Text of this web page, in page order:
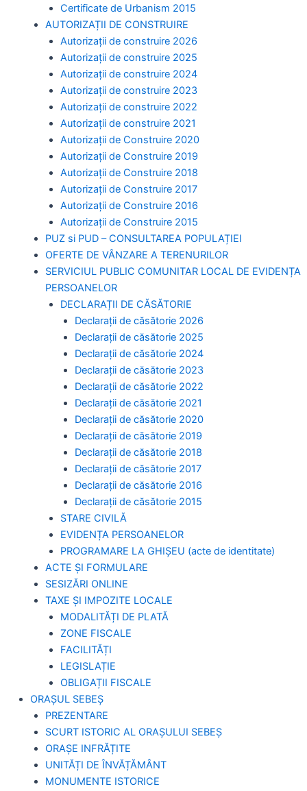
Certificate de Urbanism 2015
AUTORIZAȚII DE CONSTRUIRE
Autorizații de construire 2026
Autorizații de construire 2025
Autorizații de construire 2024
Autorizații de construire 2023
Autorizații de construire 2022
Autorizații de construire 2021
Autorizații de Construire 2020
Autorizații de Construire 2019
Autorizaţii de Construire 2018
Autorizaţii de Construire 2017
Autorizaţii de Construire 2016
Autorizaţii de Construire 2015
PUZ si PUD – CONSULTAREA POPULAȚIEI
OFERTE DE VÂNZARE A TERENURILOR
SERVICIUL PUBLIC COMUNITAR LOCAL DE EVIDENȚA
PERSOANELOR
DECLARAȚII DE CĂSĂTORIE
Declarații de căsătorie 2026
Declarații de căsătorie 2025
Declarații de căsătorie 2024
Declarații de căsătorie 2023
Declarații de căsătorie 2022
Declarații de căsătorie 2021
Declarații de căsătorie 2020
Declarații de căsătorie 2019
Declarații de căsătorie 2018
Declarații de căsătorie 2017
Declarații de căsătorie 2016
Declarații de căsătorie 2015
STARE CIVILĂ
EVIDENȚA PERSOANELOR
PROGRAMARE LA GHIȘEU (acte de identitate)
ACTE ȘI FORMULARE
SESIZĂRI ONLINE
TAXE ȘI IMPOZITE LOCALE
MODALITĂȚI DE PLATĂ
ZONE FISCALE
FACILITĂȚI
LEGISLAȚIE
OBLIGAȚII FISCALE
ORAȘUL SEBEȘ
PREZENTARE
SCURT ISTORIC AL ORAȘULUI SEBEȘ
ORAȘE INFRĂȚITE
UNITĂȚI DE ÎNVĂȚĂMÂNT
MONUMENTE ISTORICE